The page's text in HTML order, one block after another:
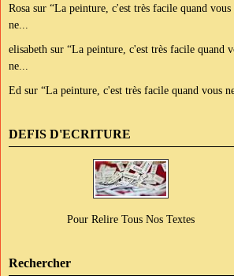
Rosa sur “La peinture, c'est très facile quand vous
ne...
elisabeth sur “La peinture, c'est très facile quand
ne...
Ed sur “La peinture, c'est très facile quand vous
DEFIS D'ECRITURE
Pour Relire Tous Nos Textes
Rechercher